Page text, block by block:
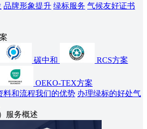
品牌形象提升 绿标服务 气候友好证书
碳中和 RCS方案
OEKO-TEX方案
料和流程我们的优势 办理绿标的好处气
服务概述